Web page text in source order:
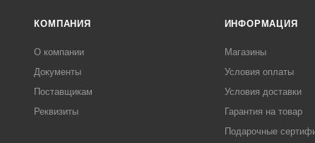
КОМПАНИЯ
О компании
Документы
Поставщикам
Реквизиты
ИНФОРМАЦИЯ
Магазины
Условия оплаты
Условия доставки
Гарантия на товар
Подарочные